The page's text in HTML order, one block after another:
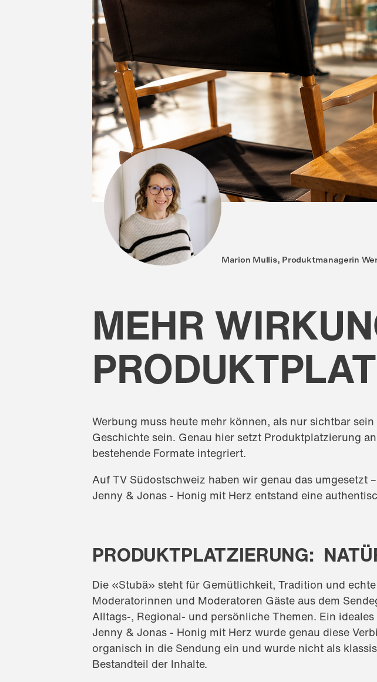
Marion Mullis, Produktmanagerin
MEHR
Werbung muss heute mehr können, als nur sichtbar
Geschichte sein. Genau hier setzt Produktplatzierung
bestehende Formate integriert.
Auf TV Südostschweiz haben wir genau das
Jenny & Jonas - Honig mit Herz entstand eine
PRODUKTPLATZIERUNG:
Die «Stubä» steht für Gemütlichkeit, Tradition und
Moderatorinnen und Moderatoren Gäste aus dem
Alltags-, Regional- und persönliche Themen. Ein
Jenny & Jonas - Honig mit Herz wurde genau diese
organisch in die Sendung ein und wurde nicht als
Bestandteil der Inhalte.